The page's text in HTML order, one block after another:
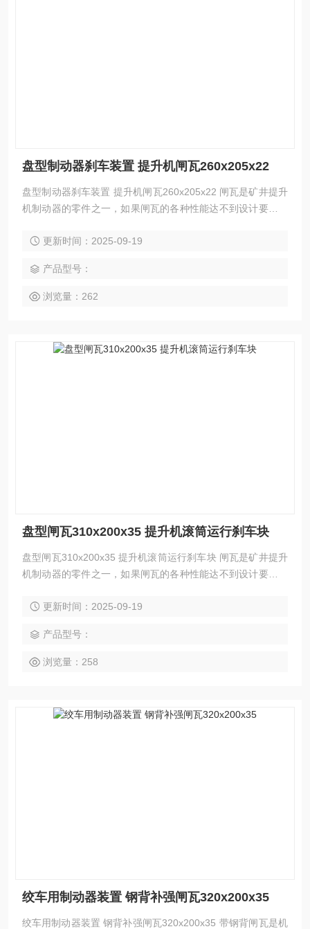
盘型制动器刹车装置 提升机闸瓦260x205x22
盘型制动器刹车装置 提升机闸瓦260x205x22 闸瓦是矿井提升
机制动器的零件之一，如果闸瓦的各种性能达不到设计要求，
闸瓦频繁地与制动盘进行摩擦来控制提升机的运行。
更新时间：2025-09-19
产品型号：
浏览量：262
盘型闸瓦310x200x35 提升机滚筒运行刹车块
盘型闸瓦310x200x35 提升机滚筒运行刹车块 闸瓦是矿井提升
机制动器的零件之一，如果闸瓦的各种性能达不到设计要求，
闸瓦频繁地与制动盘进行摩擦来控制提升机的运行。
更新时间：2025-09-19
产品型号：
浏览量：258
绞车用制动器装置 钢背补强闸瓦320x200x35
绞车用制动器装置 钢背补强闸瓦320x200x35 带钢背闸瓦是机